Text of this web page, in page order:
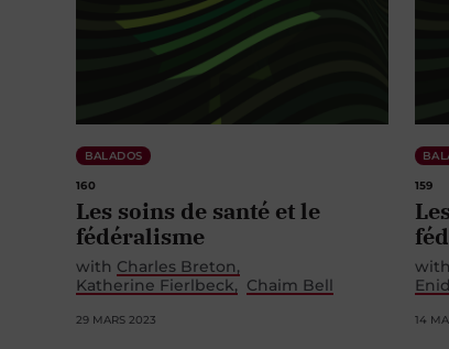
BALADOS
160
Les soins de santé et le
fédéralisme
with Charles Breton
Katherine Fierlbeck
Chaim Bell
29 MARS 2023
159
with
14